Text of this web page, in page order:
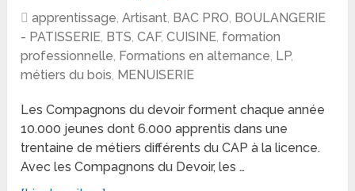
apprentissage,Artisant, BAC PRO, BOULANGERIE
- PATISSERIE, BTS,CAF,CUISINE, formation
professionnelle, Formations en alternance, LP,
métiers du bois, MENUISERIE
Les Compagnons du devoir forment chaque année
10.000 jeunes dont 6.000 apprentis dans une
trentaine de métiers différents du CAP à la licence.
Avec les Compagnons du Devoir, les …